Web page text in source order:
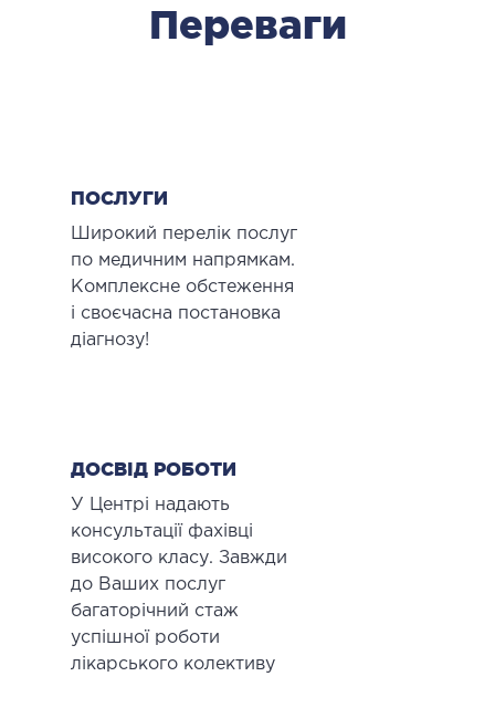
Переваги
ПОСЛУГИ
Широкий перелік послуг
по медичним напрямкам.
Комплексне обстеження
і своєчасна постановка
діагнозу!
ДОСВІД РОБОТИ
У Центрі надають
консультації фахівці
високого класу. Завжди
до Ваших послуг
багаторічний стаж
успішної роботи
лікарського колективу